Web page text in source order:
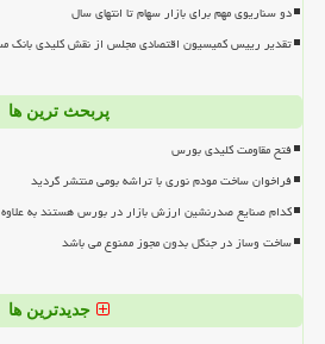
دو سناریوی مهم برای بازار سهام تا انتهای سال
تقدیر رییس کمیسیون اقتصادی مجلس از نقش کلیدی بانک
پربحث ترین ها
فتح مقاومت کلیدی بورس
فراخوان ساخت مودم نوری با تراشه بومی منتشر گردید
کدام صنایع صدرنشین ارزش بازار در بورس هستند به علاوه رتبه بندی
ساخت وساز در جنگل بدون مجوز ممنوع می باشد
جدیدترین ها